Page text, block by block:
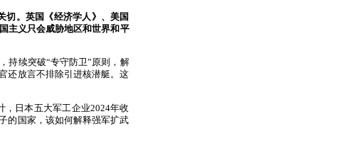
切。英国《经济学人》、美国
主义只会威胁地区和世界和平
持续突破“专守防卫”原则，解
还放言不排除引进核潜艇。这
日本五大军工企业2024年收
的国家，该如何解释强军扩武